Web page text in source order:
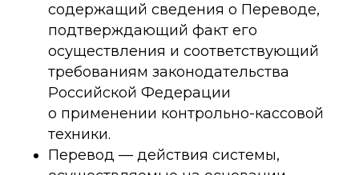
содержащий сведения о Переводе,
подтверждающий факт его
осуществления и соответствующий
требованиям законодательства
Российской Федерации
о применении контрольно-кассовой
техники.
Перевод — действия системы,